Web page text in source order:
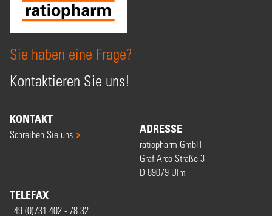
Sie haben eine Frage?
Kontaktieren Sie uns!
KONTAKT
Schreiben Sie uns ADRESSE
ratiopharm GmbH
Graf-Arco-Straße 3
D-89079 Ulm
TELEFAX
+49 (0)731 402 - 78 32